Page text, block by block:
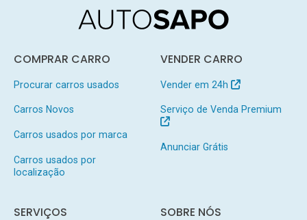
COMPRAR CARRO
Procurar carros usados
Carros Novos
Carros usados por marca
Carros usados por
localização
VENDER CARRO
Vender em 24h
Serviço de Venda Premium
Anunciar Grátis
SERVIÇOS SOBRE NÓS